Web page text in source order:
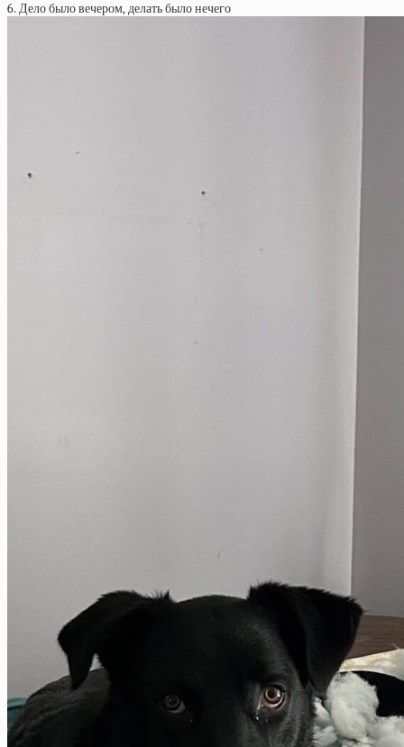
6. Дело было вечером, делать было нечего